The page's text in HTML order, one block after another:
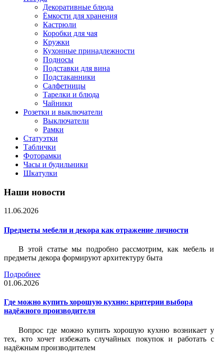
Декоративные блюда
Ёмкости для хранения
Кастрюли
Коробки для чая
Кружки
Кухонные принадлежности
Подносы
Подставки для вина
Подстаканники
Салфетницы
Тарелки и блюда
Чайники
Розетки и выключатели
Выключатели
Рамки
Статуэтки
Таблички
Фоторамки
Часы и будильники
Шкатулки
Наши новости
11.06.2026
Предметы мебели и декора как отражение личности
В этой статье мы подробно рассмотрим, как мебель и
предметы декора формируют архитектуру быта
Подробнее
01.06.2026
Где можно купить хорошую кухню: критерии выбора
надёжного производителя
Вопрос где можно купить хорошую кухню возникает у
тех, кто хочет избежать случайных покупок и работать с
надёжным производителем